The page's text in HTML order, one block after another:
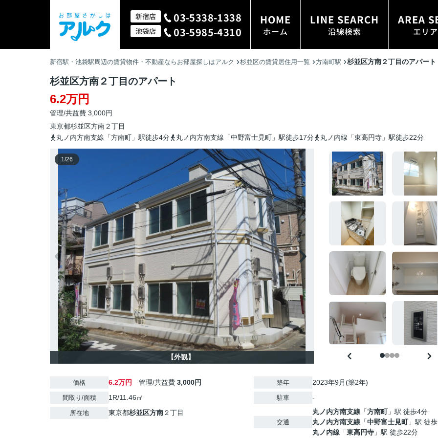
新宿店 03-5338-1338
池袋店 03-5985-4310
HOME
ホーム
LINE SEARCH
沿線検索
AREA
エリ
新宿駅・池袋駅周辺の賃貸物件・不動産ならお部屋探しはアルク 杉並区の賃貸居住用一覧 方南町駅 杉並区方南２丁目のアパート
杉並区方南２丁目のアパート
6.2万円
管理/共益費 3,000円
東京都杉並区方南２丁目
丸ノ内方南支線「方南町」駅徒歩4分
丸ノ内方南支線「中野富士見町」駅徒歩17分 丸ノ内線「東高円寺」駅徒歩22分
1/26
【外観】
価格 6.2万円 管理/共益費 3,000円
間取り/面積 1R/11.46㎡
所在地 東京都杉並区方南２丁目
築年 2023年9月(築2年)
駐車 -
交通
丸ノ内方南支線 「方南町」駅 徒歩4分
丸ノ内方南支線 「中野富士見町」駅 徒
丸ノ内線 「東高円寺 」駅 徒歩22分